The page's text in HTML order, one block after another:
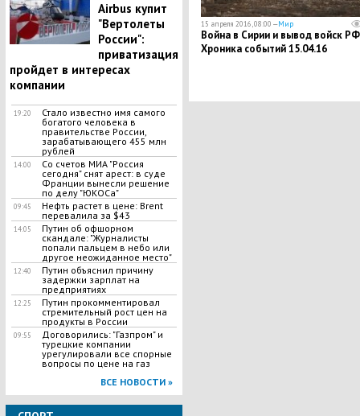
Airbus купит
"Вертолеты
России":
приватизация
пройдет в интересах
компании
19:20
Стало известно имя самого
богатого человека в
правительстве России,
зарабатывающего 455 млн
рублей
14:00
Со счетов МИА "Россия
сегодня" снят арест: в суде
Франции вынесли решение
по делу "ЮКОСа"
09:45
Нефть растет в цене: Brent
перевалила за $43
14:05
Путин об офшорном
скандале: "Журналисты
попали пальцем в небо или
другое неожиданное место"
12:40
Путин объяснил причину
задержки зарплат на
предприятиях
12:25
Путин прокомментировал
стремительный рост цен на
продукты в России
09:55
Договорились: "Газпром" и
турецкие компании
урегулировали все спорные
вопросы по цене на газ
ВСЕ НОВОСТИ »
15 апреля 2016, 08:00 —Мир
Война в Сирии и вывод войск
Хроника событий 15.04.16